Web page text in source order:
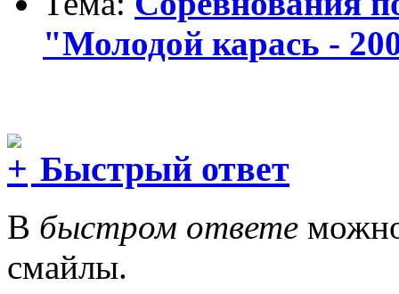
"Молодой карась -
Быстрый ответ
В быстром ответе
смайлы.